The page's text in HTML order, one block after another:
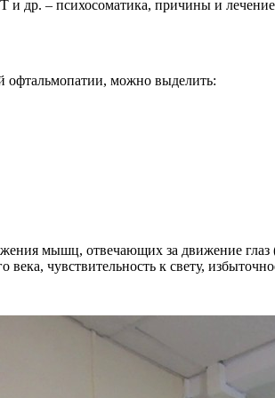
др. – психосоматика, причины и
офтальмопатии, можно выделить:
мышц, отвечающих за движение глаз
чувствительность к свету,